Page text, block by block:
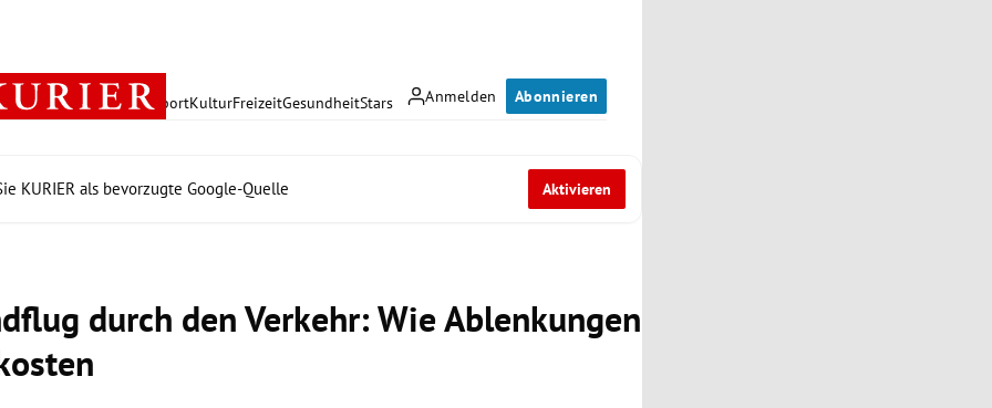
Anmelden Abonnieren
PolitikWirtschaft SportKulturFreizeitGesundheitStars
KURIER als bevorzugte Google-Quelle Aktivieren
durch den Verkehr: Wie Ablenkungen